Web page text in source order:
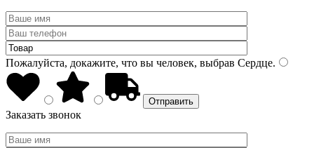
Пожалуйста, докажите, что вы человек, выбрав Сердце.
Заказать звонок